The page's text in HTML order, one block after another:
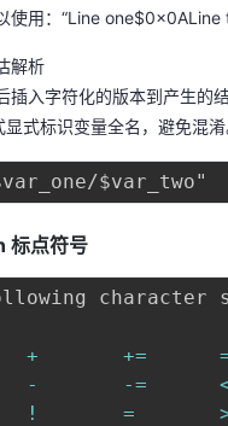
使用：“Line one$0x0ALine
解析
的
变
，
然
后
入
插入字符化的版本到 产生的
式标识变量全名，避免混淆
标点符号
character
+ +=
-
-=
!
=